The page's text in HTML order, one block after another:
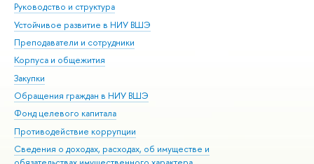
Руководство и структура
Устойчивое развитие в НИУ ВШЭ
Преподаватели и сотрудники
Корпуса и общежития
Закупки
Обращения граждан в НИУ ВШЭ
Фонд целевого капитала
Противодействие коррупции
Сведения о доходах, расходах, об имуществе и